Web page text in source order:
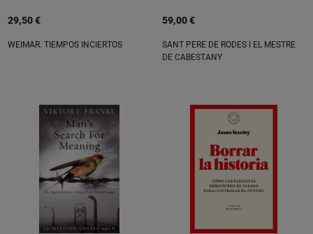
29,50 €
WEIMAR. TIEMPOS INCIERTOS
59,00 €
SANT PERE DE RODES I EL MESTRE
DE CABESTANY